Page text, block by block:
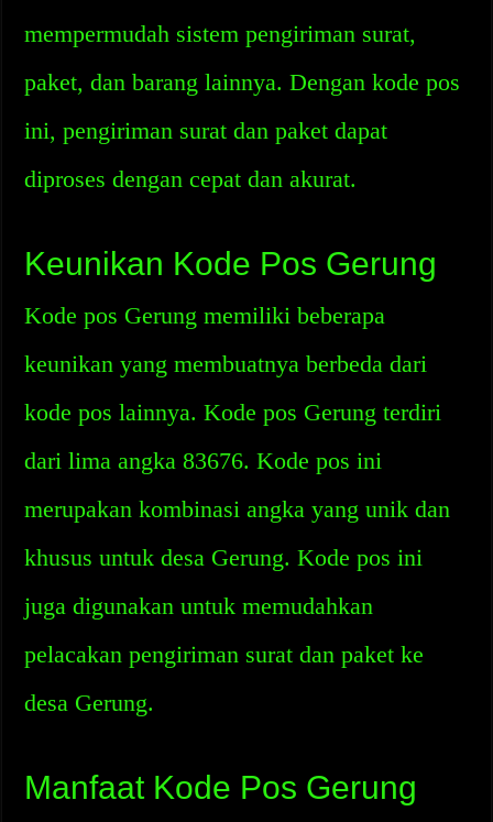
mempermudah sistem pengiriman surat,
paket, dan barang lainnya. Dengan kode pos
ini, pengiriman surat dan paket dapat
diproses dengan cepat dan akurat.
Keunikan Kode Pos Gerung
Kode pos Gerung memiliki beberapa
keunikan yang membuatnya berbeda dari
kode pos lainnya. Kode pos Gerung terdiri
dari lima angka 83676. Kode pos ini
merupakan kombinasi angka yang unik dan
khusus untuk desa Gerung. Kode pos ini
juga digunakan untuk memudahkan
pelacakan pengiriman surat dan paket ke
desa Gerung.
Manfaat Kode Pos Gerung